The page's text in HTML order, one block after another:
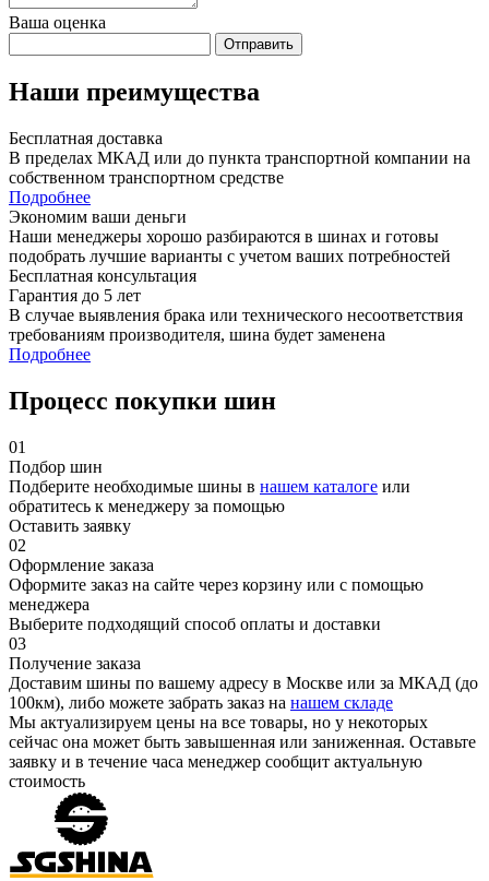
Ваша оценка
Отправить
Наши преимущества
Бесплатная доставка
В пределах МКАД или до пункта транспортной компании на
собственном транспортном средстве
Подробнее
Экономим ваши деньги
Наши менеджеры хорошо разбираются в шинах и готовы
подобрать лучшие варианты с учетом ваших потребностей
Бесплатная консультация
Гарантия до 5 лет
В случае выявления брака или технического несоответствия
требованиям производителя, шина будет заменена
Подробнее
Процесс покупки шин
01
Подбор шин
Подберите необходимые шины в нашем каталоге или
обратитесь к менеджеру за помощью
Оставить заявку
02
Оформление заказа
Оформите заказ на сайте через корзину или с помощью
менеджера
Выберите подходящий способ оплаты и доставки
03
Получение заказа
Доставим шины по вашему адресу в Москве или за МКАД (до
100км), либо можете забрать заказ на нашем складе
Мы актуализируем цены на все товары, но у некоторых
сейчас она может быть завышенная или заниженная. Оставьте
заявку и в течение часа менеджер сообщит актуальную
стоимость